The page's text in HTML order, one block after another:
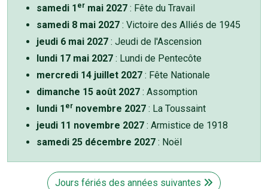
samedi 1 er mai 2027 : Fête du Travail
samedi 8 mai 2027 : Victoire des Alliés de 1945
jeudi 6 mai 2027 : Jeudi de l'Ascension
lundi 17 mai 2027 : Lundi de Pentecôte
mercredi 14 juillet 2027 : Fête Nationale
dimanche 15 août 2027 : Assomption
lundi 1 er novembre 2027 : La Toussaint
jeudi 11 novembre 2027 : Armistice de 1918
samedi 25 décembre 2027 : Noël
Jours fériés des années suivantes